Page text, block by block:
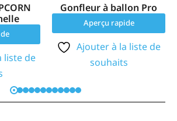
liste de
Gonfleur à ballon Pro
Aperçu rapide
Ajouter à la liste de
souhaits